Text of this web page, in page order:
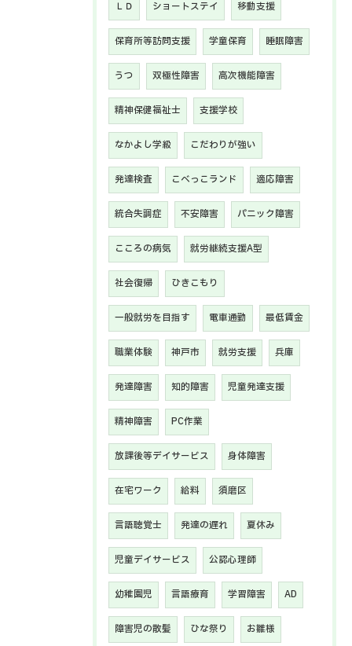
ＬＤ ショートステイ 移動支援
保育所等訪問支援 学童保育 睡眠障害
うつ 双極性障害 高次機能障害
精神保健福祉士 支援学校
なかよし学級 こだわりが強い
発達検査 こべっこランド 適応障害
統合失調症 不安障害 パニック障害
こころの病気 就労継続支援A型
社会復帰 ひきこもり
一般就労を目指す 電車通勤 最低賃金
職業体験 神戸市 就労支援 兵庫
発達障害 知的障害 児童発達支援
精神障害 PC作業
放課後等デイサービス 身体障害
在宅ワーク 給料 須磨区
言語聴覚士 発達の遅れ 夏休み
児童デイサービス 公認心理師
幼稚園児 言語療育 学習障害 AD
障害児の散髪 ひな祭り お雛様